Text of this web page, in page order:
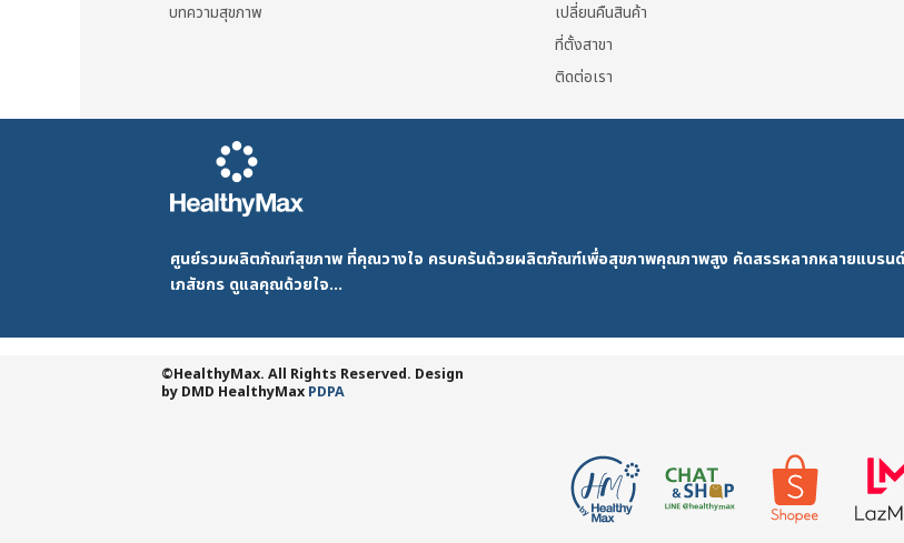
บทความสุขภาพ
เปลี่ยนคืนสินค้า
ที่ตั้งสาขา
ติดต่อเรา
ศูนย์รวมผลิตภัณฑ์สุขภาพ ที่คุณวางใจ ครบครันด้วยผลิตภัณฑ์เพื่อสุขภาพคุณภาพสูง คัดสรรหลากหลายแบรน
เภสัชกร ดูแลคุณด้วยใจ...
©HealthyMax. All Rights Reserved. Design
by DMD HealthyMax PDPA